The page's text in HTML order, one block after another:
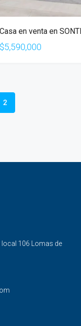
Casa en venta en
$5,590,000
2
local 106 Lomas de